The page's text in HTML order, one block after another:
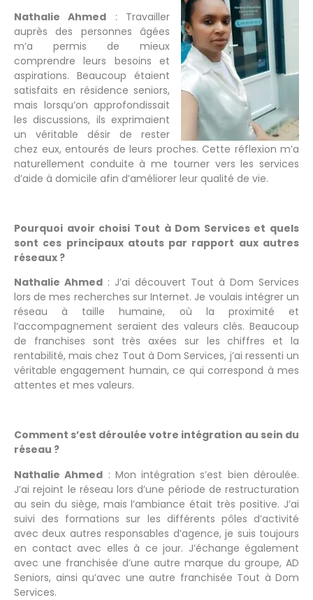
Nathalie Ahmed : Travailler
auprès des personnes âgées
m’a permis de mieux
comprendre leurs besoins et
aspirations. Beaucoup étaient
satisfaits en résidence seniors,
mais lorsqu’on approfondissait
les discussions, ils exprimaient
un véritable désir de rester
chez eux, entourés de leurs proches. Cette réflexion m’a
naturellement conduite à me tourner vers les services
d’aide à domicile afin d’améliorer leur qualité de vie.
Pourquoi avoir choisi Tout à Dom Services et quels
sont ces principaux atouts par rapport aux autres
réseaux ?
Nathalie Ahmed : J’ai découvert Tout à Dom Services
lors de mes recherches sur Internet. Je voulais intégrer un
réseau à taille humaine, où la proximité et
l’accompagnement seraient des valeurs clés. Beaucoup
de franchises sont très axées sur les chiffres et la
rentabilité, mais chez Tout à Dom Services, j’ai ressenti un
véritable engagement humain, ce qui correspond à mes
attentes et mes valeurs.
Comment s’est déroulée votre intégration au sein du
réseau ?
Nathalie Ahmed : Mon intégration s’est bien déroulée.
J’ai rejoint le réseau lors d’une période de restructuration
au sein du siège, mais l’ambiance était très positive. J’ai
suivi des formations sur les différents pôles d’activité
avec deux autres responsables d’agence, je suis toujours
en contact avec elles à ce jour. J’échange également
avec une franchisée d’une autre marque du groupe, AD
Seniors, ainsi qu’avec une autre franchisée Tout à Dom
Services.